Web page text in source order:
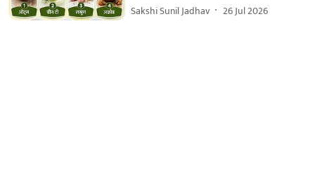
Sakshi Sunil Jadhav 26 Jul 2026